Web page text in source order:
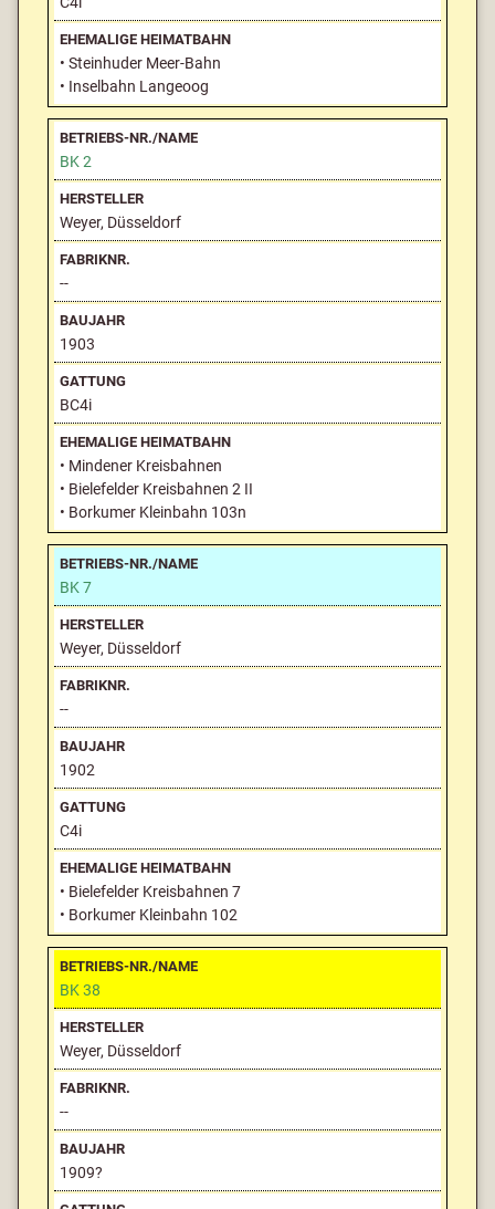
• Steinhuder Meer-Bahn
• Inselbahn Langeoog
BK 2
Weyer, Düsseldorf
--
1903
BC4i
• Mindener Kreisbahnen
• Bielefelder Kreisbahnen 2 II
• Borkumer Kleinbahn 103n
BK 7
Weyer, Düsseldorf
--
1902
C4i
• Bielefelder Kreisbahnen 7
• Borkumer Kleinbahn 102
BK 38
Weyer, Düsseldorf
--
1909?